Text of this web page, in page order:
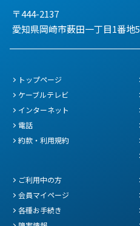
〒444-2137
愛知県岡崎市薮田一丁目1番地5
トップページ
ケーブルテレビ
インターネット
電話
約款・利用規約
ご利用中の方
会員マイページ
各種お手続き